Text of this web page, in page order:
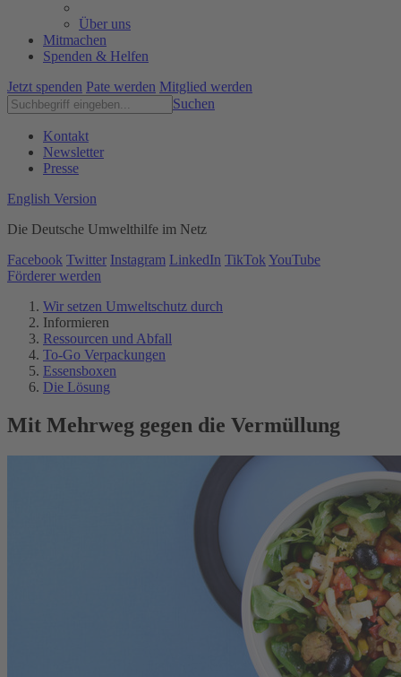
Über uns
Mitmachen
Spenden & Helfen
Jetzt spenden Pate werden Mitglied werden
Suchen
Kontakt
Newsletter
Presse
English Version
Die Deutsche Umwelthilfe im Netz
Facebook Twitter Instagram LinkedIn TikTok YouTube
Förderer werden
Wir setzen Umweltschutz durch
Informieren
Ressourcen und Abfall
To-Go Verpackungen
Essensboxen
Die Lösung
Mit Mehrweg gegen die Vermüllung